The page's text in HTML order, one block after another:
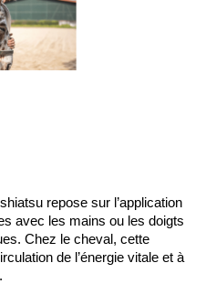
repose sur l’application
avec les mains ou les doigts
Chez le cheval, cette
de l’énergie vitale et à